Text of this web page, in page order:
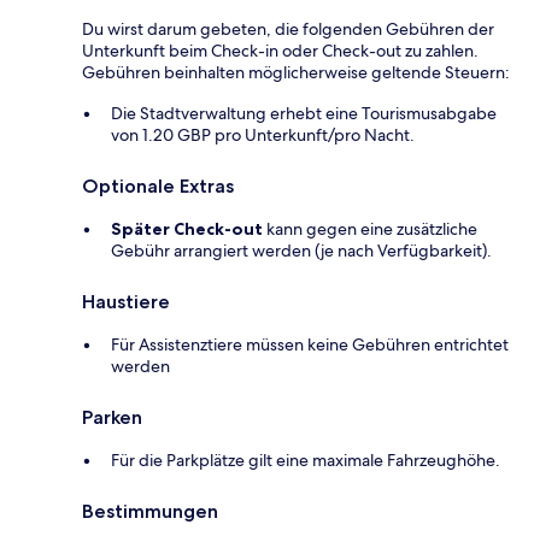
Du wirst darum gebeten, die folgenden Gebühren der
Unterkunft beim Check-in oder Check-out zu zahlen.
Gebühren beinhalten möglicherweise geltende Steuern:
Die Stadtverwaltung erhebt eine Tourismusabgabe
von 1.20 GBP pro Unterkunft/pro Nacht.
Optionale Extras
Später Check-out kann gegen eine zusätzliche
Gebühr arrangiert werden (je nach Verfügbarkeit).
Haustiere
Für Assistenztiere müssen keine Gebühren entrichtet
werden
Parken
Für die Parkplätze gilt eine maximale Fahrzeughöhe.
Bestimmungen